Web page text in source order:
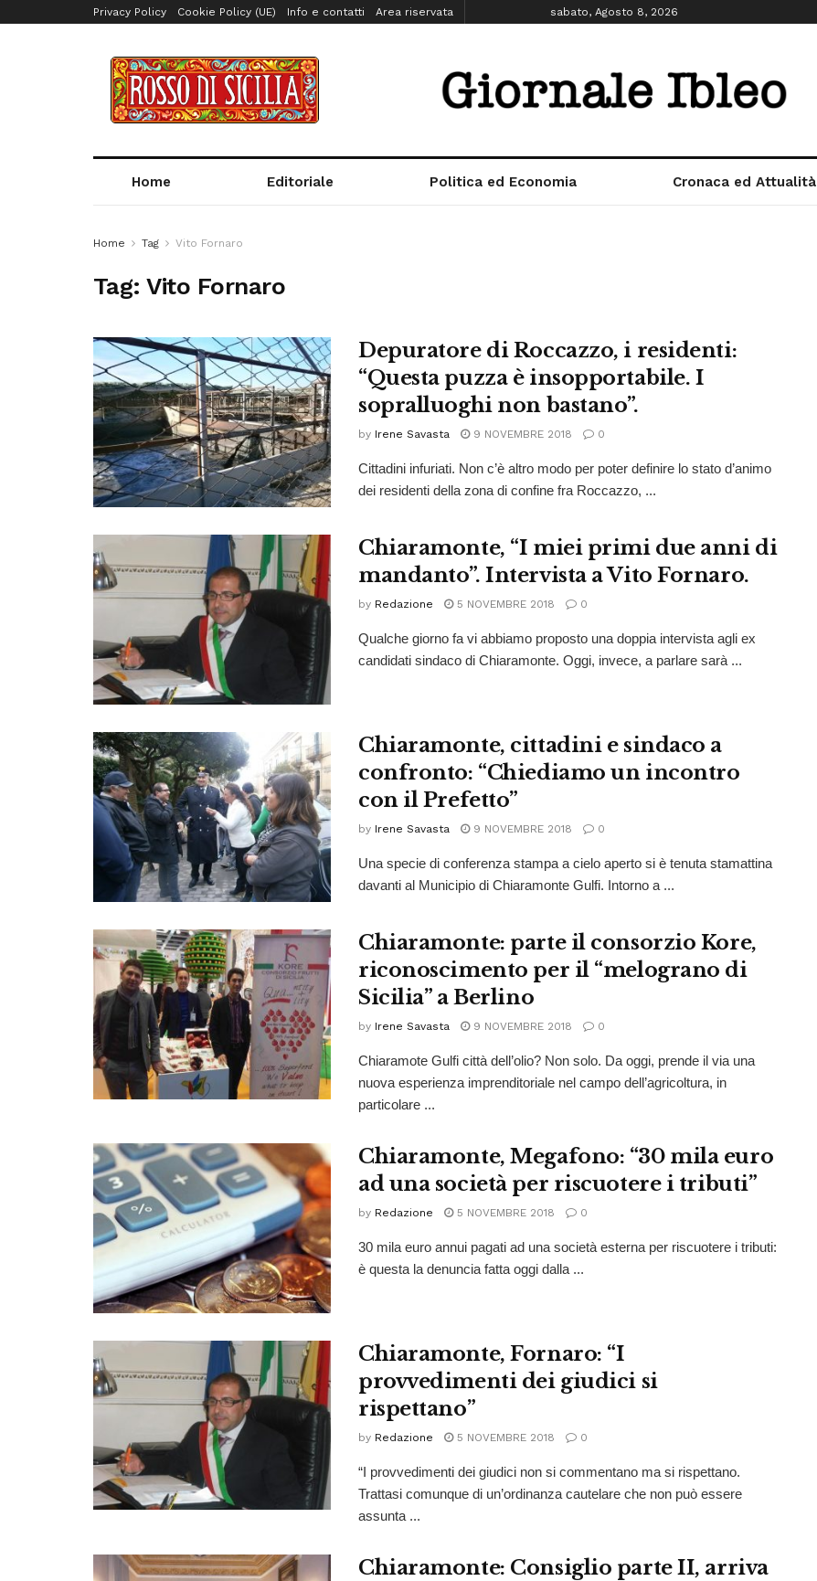
Privacy Policy Cookie Policy (UE) Info e contatti Area riservata sabato, Agosto 8, 2026
Home Editoriale Politica ed Economia Cronaca ed Attualità
Home Tag Vito Fornaro
Tag:Vito Fornaro
Depuratore di Roccazzo, i residenti:
“Questa puzza è insopportabile. I
sopralluoghi non bastano”.
by Irene Savasta 9 NOVEMBRE 2018 0
Cittadini infuriati. Non c’è altro modo per poter definire lo stato d’animo
dei residenti della zona di confine fra Roccazzo, ...
Chiaramonte, “I miei primi due anni di
mandanto”. Intervista a Vito Fornaro.
by Redazione 5 NOVEMBRE 2018 0
Qualche giorno fa vi abbiamo proposto una doppia intervista agli ex
candidati sindaco di Chiaramonte. Oggi, invece, a parlare sarà ...
Chiaramonte, cittadini e sindaco a
confronto: “Chiediamo un incontro
con il Prefetto”
by Irene Savasta 9 NOVEMBRE 2018 0
Una specie di conferenza stampa a cielo aperto si è tenuta stamattina
davanti al Municipio di Chiaramonte Gulfi. Intorno a ...
Chiaramonte: parte il consorzio Kore,
riconoscimento per il “melograno di
Sicilia” a Berlino
by Irene Savasta 9 NOVEMBRE 2018 0
Chiaramote Gulfi città dell’olio? Non solo. Da oggi, prende il via una
nuova esperienza imprenditoriale nel campo dell’agricoltura, in
particolare ...
Chiaramonte, Megafono: “30 mila euro
ad una società per riscuotere i tributi”
by Redazione 5 NOVEMBRE 2018 0
30 mila euro annui pagati ad una società esterna per riscuotere i tributi:
è questa la denuncia fatta oggi dalla ...
Chiaramonte, Fornaro: “I
provvedimenti dei giudici si
rispettano”
by Redazione 5 NOVEMBRE 2018 0
“I provvedimenti dei giudici non si commentano ma si rispettano.
Trattasi comunque di un’ordinanza cautelare che non può essere
assunta ...
Chiaramonte: Consiglio parte II, arriva